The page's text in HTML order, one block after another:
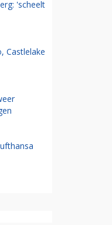
'scheelt
Castlelake